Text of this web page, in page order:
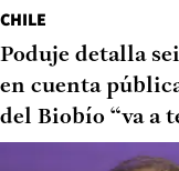
CHILE
Poduje detalla
en cuenta
del Biobío “va a